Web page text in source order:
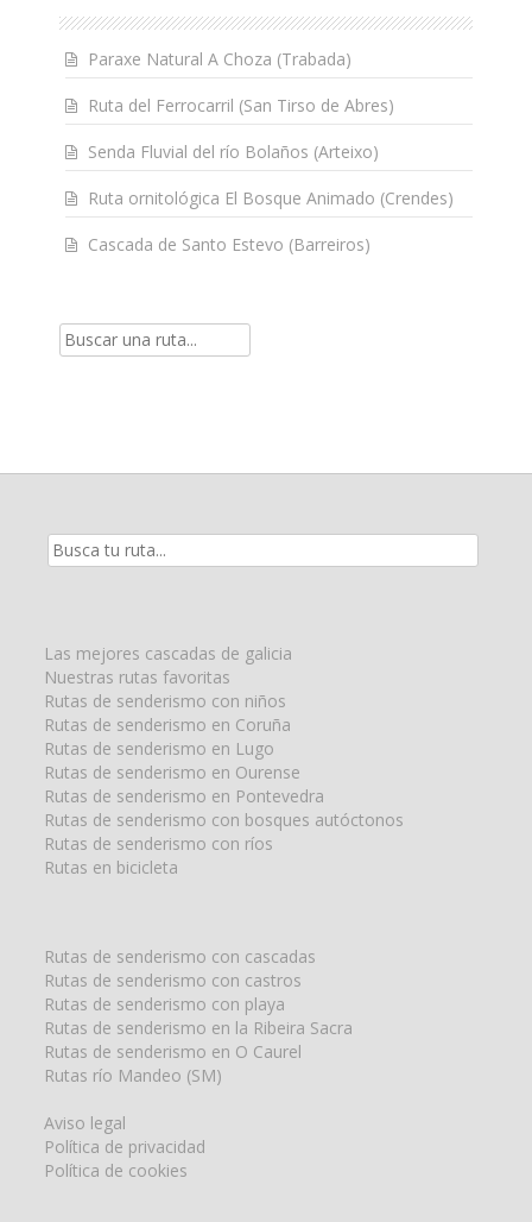
Paraxe Natural A Choza (Trabada)
Ruta del Ferrocarril (San Tirso de Abres)
Senda Fluvial del río Bolaños (Arteixo)
Ruta ornitológica El Bosque Animado (Crendes)
Cascada de Santo Estevo (Barreiros)
Resultados
Las mejores cascadas de galicia
Nuestras rutas favoritas
Rutas de senderismo con niños
Rutas de senderismo en Coruña
Rutas de senderismo en Lugo
Rutas de senderismo en Ourense
Rutas de senderismo en Pontevedra
Rutas de senderismo con bosques autóctonos
Rutas de senderismo con ríos
Rutas en bicicleta
Rutas de senderismo con cascadas
Rutas de senderismo con castros
Rutas de senderismo con playa
Rutas de senderismo en la Ribeira Sacra
Rutas de senderismo en O Caurel
Rutas río Mandeo (SM)
Aviso legal
Política de privacidad
Política de cookies